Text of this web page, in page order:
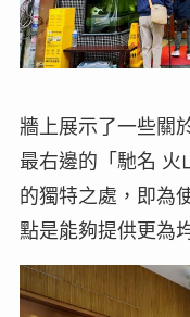
牆上展示了一些關
最右邊的「馳名 火
的獨特之處，即為
點是能夠提供更為